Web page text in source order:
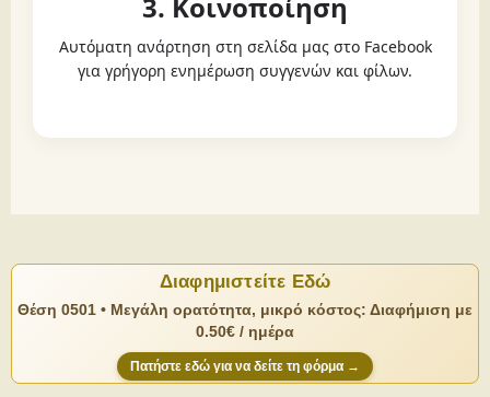
Αυτόματη ανάρτηση στη σελίδα μας στο Facebook
για γρήγορη ενημέρωση συγγενών και φίλων.
Διαφημιστείτε Εδώ
Θέση 0501 • Μεγάλη ορατότητα, μικρό κόστος: Διαφήμιση με
0.50€ / ημέρα
Πατήστε εδώ για να δείτε τη φόρμα →